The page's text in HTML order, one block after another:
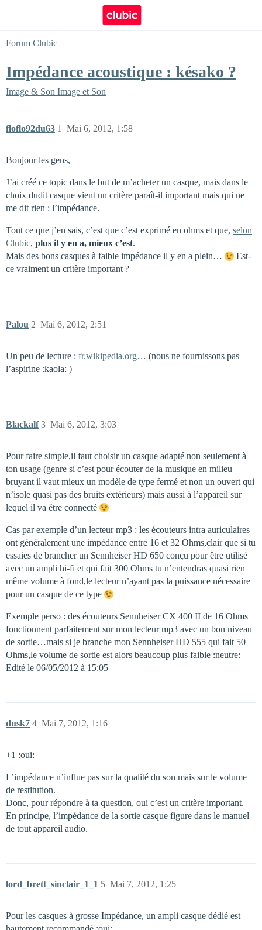
Forum Clubic
Impédance acoustique : késako ?
Image & Son Image et Son
floflo92du63 Mai 6, 2012, 1:58
1
Bonjour les gens,
J’ai créé ce topic dans le but de m’acheter un casque, mais dans le
choix dudit casque vient un critère paraît-il important mais qui ne
me dit rien : l’impédance.
Tout ce que j’en sais, c’est que c’est exprimé en ohms et que, selon
Clubic, plus il y en a, mieux c’est.
Mais des bons casques à faible impédance il y en a plein…
Est-
ce vraiment un critère important ?
Palou Mai 6, 2012, 2:51
2
Un peu de lecture : fr.wikipedia.org… (nous ne fournissons pas
l’aspirine :kaola: )
Blackalf Mai 6, 2012, 3:03
3
Pour faire simple,il faut choisir un casque adapté non seulement à
ton usage (genre si c’est pour écouter de la musique en milieu
bruyant il vaut mieux un modèle de type fermé et non un ouvert qui
n’isole quasi pas des bruits extérieurs) mais aussi à l’appareil sur
lequel il va être connecté
Cas par exemple d’un lecteur mp3 : les écouteurs intra auriculaires
ont généralement une impédance entre 16 et 32 Ohms,clair que si tu
essaies de brancher un Sennheiser HD 650 conçu pour être utilisé
avec un ampli hi-fi et qui fait 300 Ohms tu n’entendras quasi rien
même volume à fond,le lecteur n’ayant pas la puissance nécessaire
pour un casque de ce type
Exemple perso : des écouteurs Sennheiser CX 400 II de 16 Ohms
fonctionnent parfaitement sur mon lecteur mp3 avec un bon niveau
de sortie…mais si je branche mon Sennheiser HD 555 qui fait 50
Ohms,le volume de sortie est alors beaucoup plus faible :neutre:
Edité le 06/05/2012 à 15:05
dusk7 Mai 7, 2012, 1:16
4
+1 :oui:
L’impédance n’influe pas sur la qualité du son mais sur le volume
de restitution.
Donc, pour répondre à ta question, oui c’est un critère important.
En principe, l’impédance de la sortie casque figure dans le manuel
de tout appareil audio.
lord_brett_sinclair_1_1 Mai 7, 2012, 1:25
5
Pour les casques à grosse Impédance, un ampli casque dédié est